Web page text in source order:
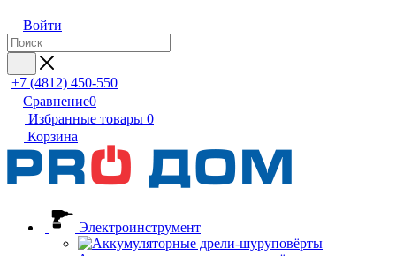
Войти
+7 (4812) 450-550
Сравнение0
Избранные товары 0
Корзина
Электроинструмент